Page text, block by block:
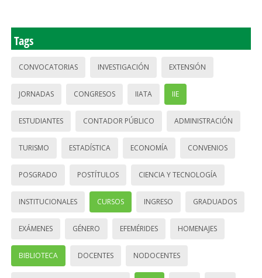
Tags
CONVOCATORIAS INVESTIGACIÓN EXTENSIÓN
JORNADAS CONGRESOS IIATA IIE
ESTUDIANTES CONTADOR PÚBLICO ADMINISTRACIÓN
TURISMO ESTADÍSTICA ECONOMÍA CONVENIOS
POSGRADO POSTÍTULOS CIENCIA Y TECNOLOGÍA
INSTITUCIONALES CURSOS INGRESO GRADUADOS
EXÁMENES GÉNERO EFEMÉRIDES HOMENAJES
BIBLIOTECA DOCENTES NODOCENTES